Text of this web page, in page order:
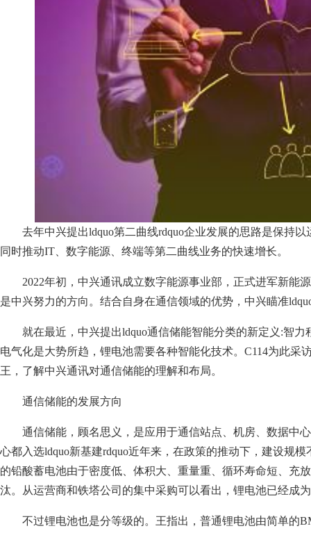
去年中兴提出ldquo第二曲线rdquo企业发展的思路是保持
同时推动IT、数字能源、终端等第二曲线业务的快速增长。
2022年初，中兴通讯成立数字能源事业部，正式进军新能
是中兴努力的方向。结合自身在通信领域的优势，中兴瞄准
就在最近，中兴提出ldquo通信储能智能分类的新定义:智
电气化是大势所趋，锂电池需要各种智能化技术。C114为此采
王，了解中兴通讯对通信储能的理解和布局。
通信储能的发展方向
通信储能，顾名思义，是应用于通信站点、机房、数据中
心都入选ldquo新基建rdquo近年来，在政策的推动下，建设规
的铅酸蓄电池由于密度低、体积大、重量重、循环寿命短、充
汰。从运营商和铁塔公司的集中采购可以看出，锂电池已经成
不过锂电池也是分等级的。王指出，普通锂电池由简单的